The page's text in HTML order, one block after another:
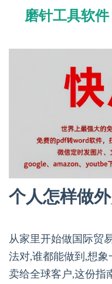
磨针工具软件
个人怎样做
从家里开始做国际贸
法对,谁都能做到,想
卖给全球客户,这份指